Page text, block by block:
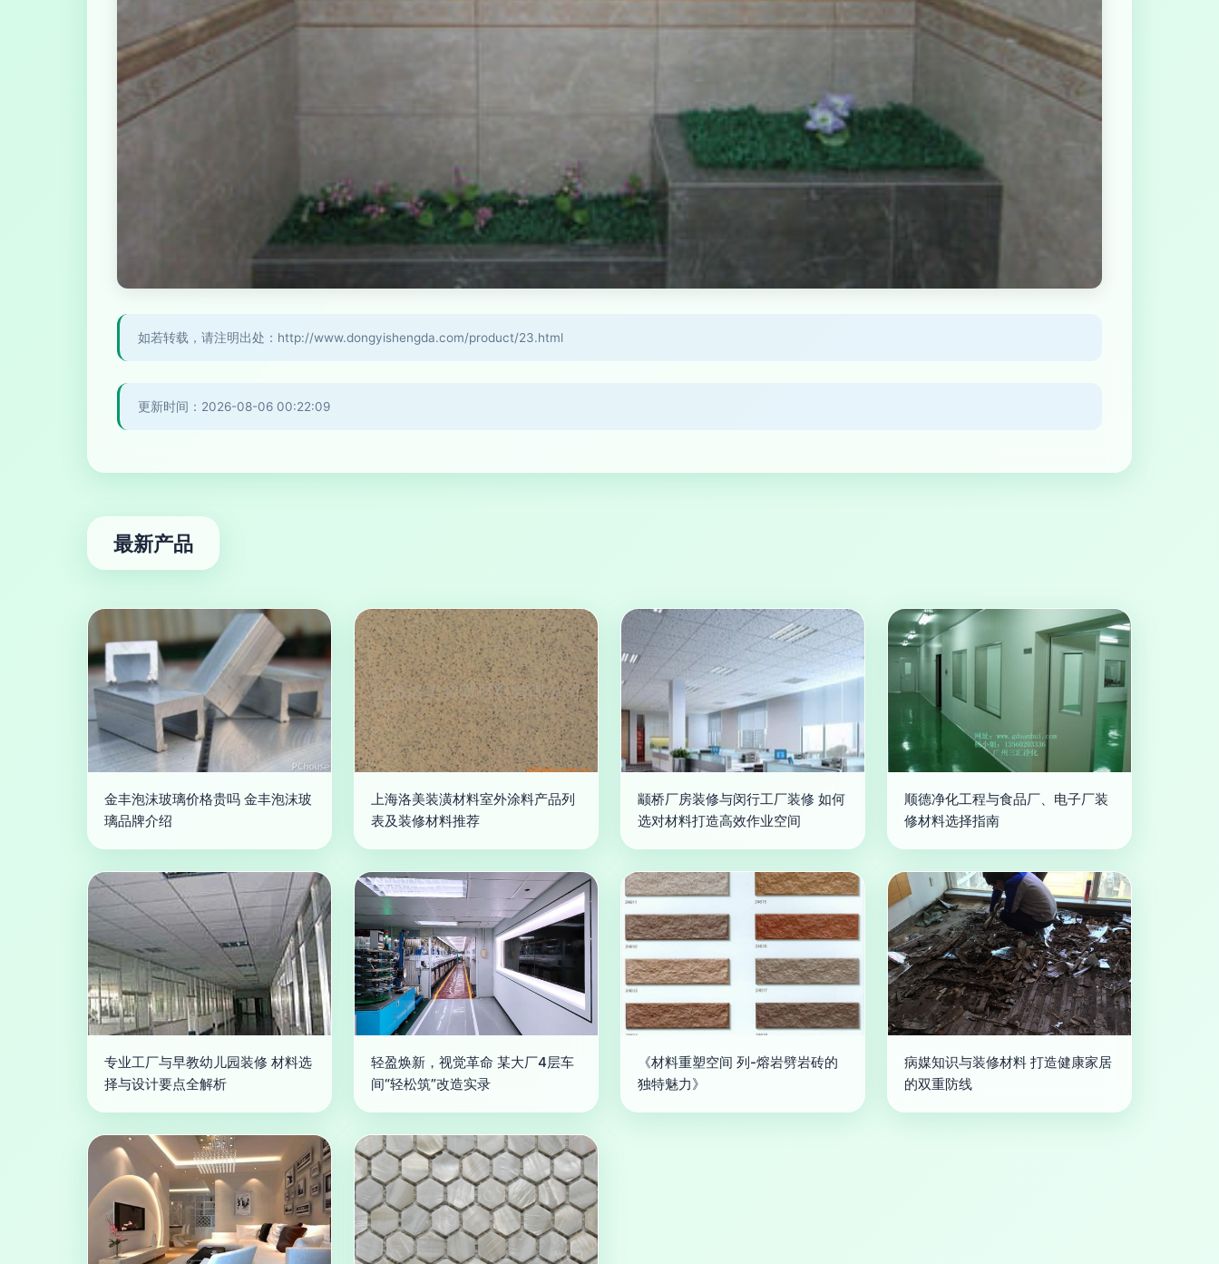
如若转载，请注明出处：http://www.dongyishengda.com/product/23.html
更新时间：2026-08-06 00:22:09
最新产品
金丰泡沫玻璃价格贵吗 金丰泡沫玻
璃品牌介绍
上海洛美装潢材料室外涂料产品列
表及装修材料推荐
颛桥厂房装修与闵行工厂装修 如何
选对材料打造高效作业空间
顺德净化工程与食品厂、电子厂装
修材料选择指南
专业工厂与早教幼儿园装修 材料选
择与设计要点全解析
轻盈焕新，视觉革命 某大厂4层车
间“轻松筑”改造实录
《材料重塑空间 列-熔岩劈岩砖的
独特魅力》
病媒知识与装修材料 打造健康家居
的双重防线